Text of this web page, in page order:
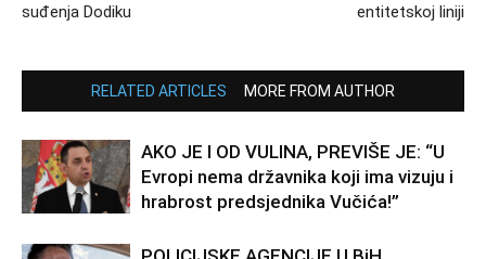
suđenja Dodiku
entitetskoj liniji
RELATED ARTICLES MORE FROM AUTHOR
AKO JE I OD VULINA, PREVIŠE JE: “U
Evropi nema državnika koji ima vizuju i
hrabrost predsjednika Vučića!”